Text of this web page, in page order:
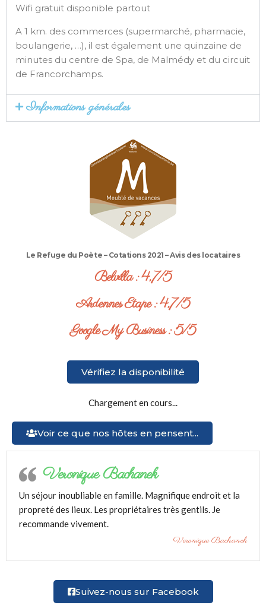
Wifi gratuit disponible partout
A 1 km. des commerces (supermarché, pharmacie,
boulangerie, …), il est également une quinzaine de
minutes du centre de Spa, de Malmédy et du circuit
de Francorchamps.
Informations générales
Le Refuge du Poète – Cotations 2021 – Avis des locataires
Belvilla : 4,7/5
Ardennes Etape : 4,7/5
Google My Business : 5/5
Vérifiez la disponibilité
Chargement en cours...
Voir ce que nos hôtes en pensent...
Veronique Bachanek
Un séjour inoubliable en famille. Magnifique endroit et la
propreté des lieux. Les propriétaires très gentils. Je
recommande vivement.
Veronique Bachanek
Suivez-nous sur Facebook